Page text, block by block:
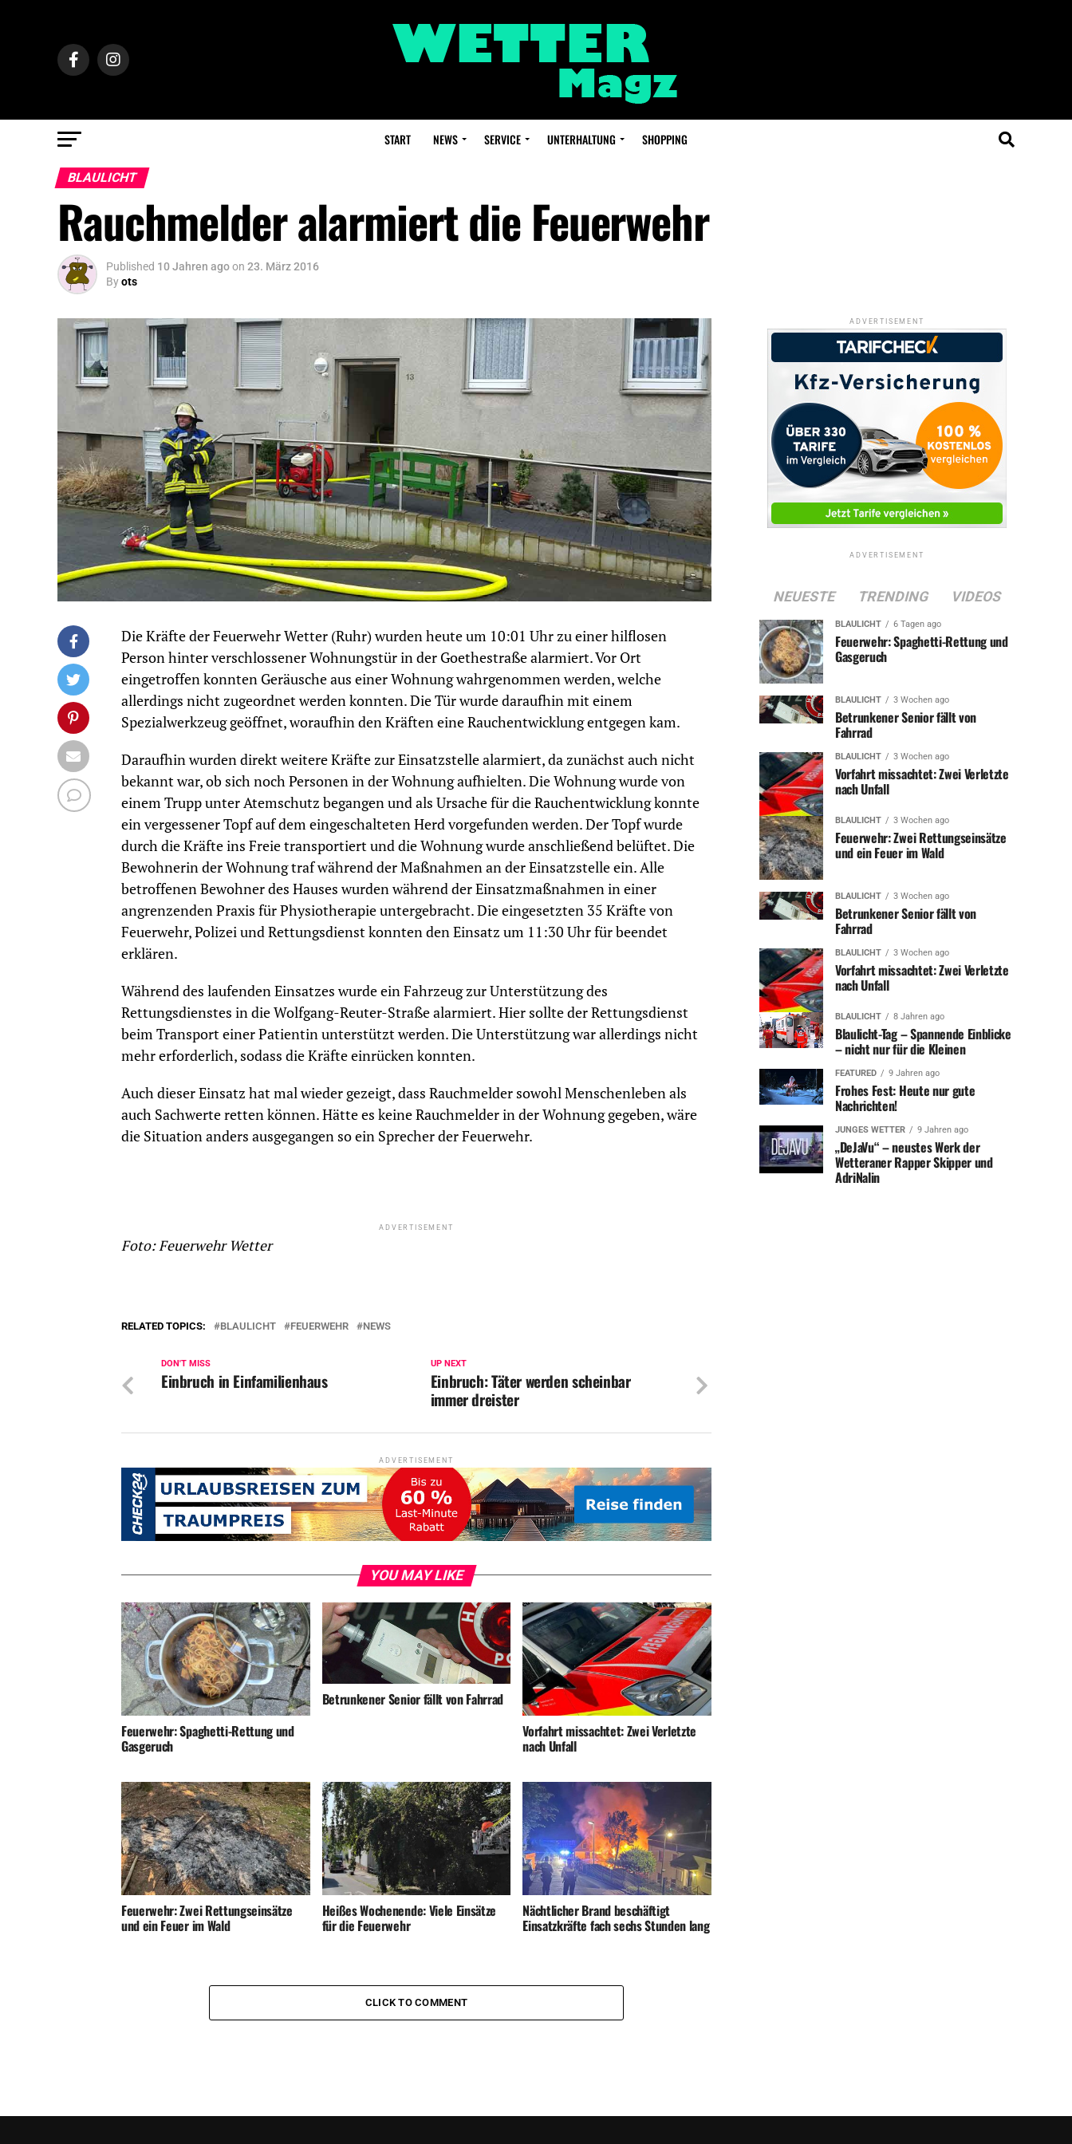
START NEWS SERVICE UNTERHALTUNG SHOPPING
BLAULICHT
Rauchmelder alarmiert die Feuerwehr
Published 10 Jahren agoon 23. März 2016
Byots
Die Kräfte der Feuerwehr Wetter (Ruhr) wurden heute um 10:01 Uhr zu einer hilflosen
Person hinter verschlossener Wohnungstür in der Goethestraße alarmiert. Vor Ort
eingetroffen konnten Geräusche aus einer Wohnung wahrgenommen werden, welche
allerdings nicht zugeordnet werden konnten. Die Tür wurde daraufhin mit einem
Spezialwerkzeug geöffnet, woraufhin den Kräften eine Rauchentwicklung entgegen kam.
Daraufhin wurden direkt weitere Kräfte zur Einsatzstelle alarmiert, da zunächst auch nicht
bekannt war, ob sich noch Personen in der Wohnung aufhielten. Die Wohnung wurde von
einem Trupp unter Atemschutz begangen und als Ursache für die Rauchentwicklung konnte
ein vergessener Topf auf dem eingeschalteten Herd vorgefunden werden. Der Topf wurde
durch die Kräfte ins Freie transportiert und die Wohnung wurde anschließend belüftet. Die
Bewohnerin der Wohnung traf während der Maßnahmen an der Einsatzstelle ein. Alle
betroffenen Bewohner des Hauses wurden während der Einsatzmaßnahmen in einer
angrenzenden Praxis für Physiotherapie untergebracht. Die eingesetzten 35 Kräfte von
Feuerwehr, Polizei und Rettungsdienst konnten den Einsatz um 11:30 Uhr für beendet
erklären.
Während des laufenden Einsatzes wurde ein Fahrzeug zur Unterstützung des
Rettungsdienstes in die Wolfgang-Reuter-Straße alarmiert. Hier sollte der Rettungsdienst
beim Transport einer Patientin unterstützt werden. Die Unterstützung war allerdings nicht
mehr erforderlich, sodass die Kräfte einrücken konnten.
Auch dieser Einsatz hat mal wieder gezeigt, dass Rauchmelder sowohl Menschenleben als
auch Sachwerte retten können. Hätte es keine Rauchmelder in der Wohnung gegeben, wäre
die Situation anders ausgegangen so ein Sprecher der Feuerwehr.
ADVERTISEMENT
Foto: Feuerwehr Wetter
RELATED TOPICS: BLAULICHT FEUERWEHR NEWS
UP NEXT
Einbruch: Täter werden scheinbar
immer dreister
DON'T MISS
Einbruch in Einfamilienhaus
ADVERTISEMENT
YOU MAY LIKE
Feuerwehr: Spaghetti-Rettung und
Gasgeruch
Betrunkener Senior fällt von Fahrrad
Vorfahrt missachtet: Zwei Verletzte
nach Unfall
Feuerwehr: Zwei Rettungseinsätze
und ein Feuer im Wald
Heißes Wochenende: Viele Einsätze
für die Feuerwehr
Nächtlicher Brand beschäftigt
Einsatzkräfte fach sechs Stunden lang
CLICK TO COMMENT
ADVERTISEMENT
ADVERTISEMENT
NEUESTE TRENDING VIDEOS
BLAULICHT 6 Tagen ago
Feuerwehr: Spaghetti-Rettung und
Gasgeruch
BLAULICHT 3 Wochen ago
Betrunkener Senior fällt von
Fahrrad
BLAULICHT 3 Wochen ago
Vorfahrt missachtet: Zwei Verletzte
nach Unfall
BLAULICHT 3 Wochen ago
Feuerwehr: Zwei Rettungseinsätze
und ein Feuer im Wald
BLAULICHT 3 Wochen ago
Betrunkener Senior fällt von
Fahrrad
BLAULICHT 3 Wochen ago
Vorfahrt missachtet: Zwei Verletzte
nach Unfall
BLAULICHT 8 Jahren ago
Blaulicht-Tag – Spannende Einblicke
– nicht nur für die Kleinen
FEATURED 9 Jahren ago
Frohes Fest: Heute nur gute
Nachrichten!
JUNGES WETTER 9 Jahren ago
„DeJaVu“ – neustes Werk der
Wetteraner Rapper Skipper und
AdriNalin